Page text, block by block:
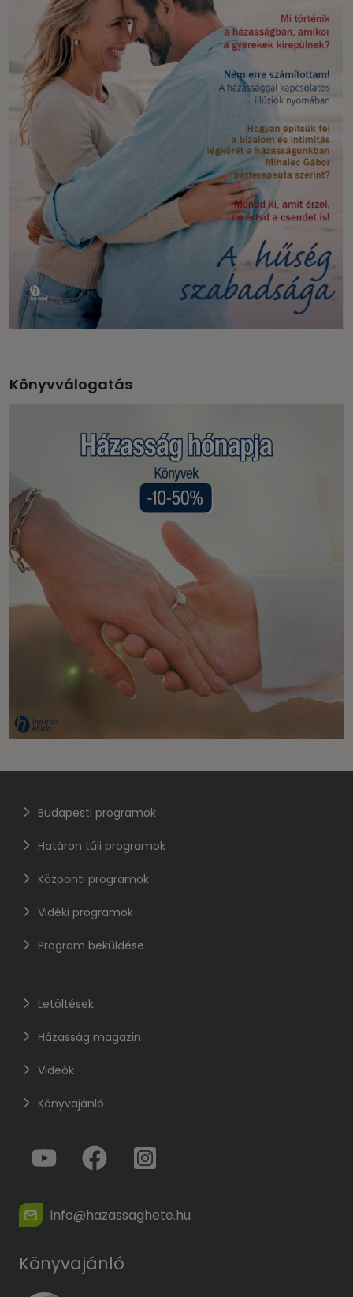
Könyvválogatás
Budapesti programok
Határon túli programok
Központi programok
Vidéki programok
Program beküldése
Letöltések
Házasság magazin
Videók
Könyvajánló
info@hazassaghete.hu
Könyvajánló